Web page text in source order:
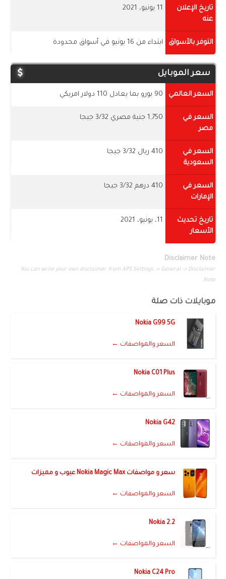
تاريخ الإعلان
عنه
11 يونيو، 2021
التوفر بالأسواق ابتداء من 16 يونيو في أسواق محدودة
سعر الموبايل
السعر العالمي 90 يورو بما يعادل 110 دولار امريكي
السعر في
مصر
1,750 جنية مصري 3/32 جيجا
السعر في
السعودية
410 ريال 3/32 جيجا
السعر في
الإمارات
410 درهم 3/32 جيجا
تاريخ تحديث
الأسعار
11، يونيو، 2021
Disclaimer Note
You can write your own disclaimer from APS Settings -> General -> Disclaimer
Note.
موبايلات ذات صلة
Nokia G99 5G
السعر والمواصفات ←
Nokia C01 Plus
السعر والمواصفات ←
Nokia G42
السعر والمواصفات ←
سعر و مواصفات Nokia Magic Max عيوب و مميزات
السعر والمواصفات ←
Nokia 2.2
السعر والمواصفات ←
Nokia C24 Pro